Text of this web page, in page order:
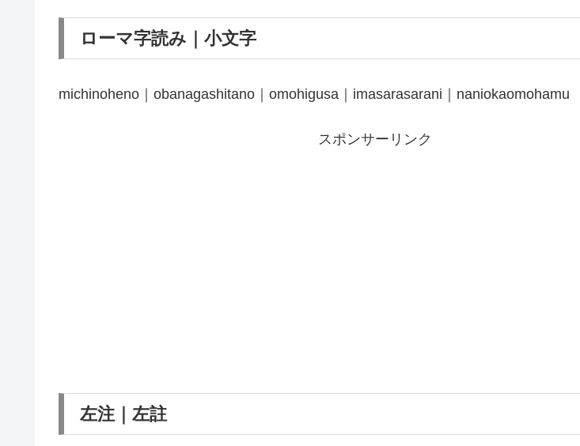
ローマ字読み｜小文字
michinoheno｜obanagashitano｜omohigusa｜imasarasarani｜naniokaomohamu
スポンサーリンク
左注｜左註